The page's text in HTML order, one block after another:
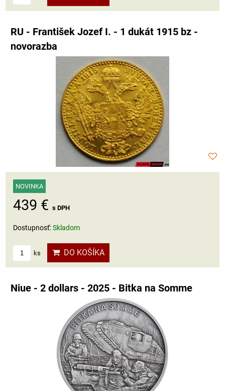
RU - František Jozef I. - 1 dukát 1915 bz -
novorazba
NOVINKA
439 € s DPH
Dostupnosť:Skladom
ks DO KOŠÍKA
Niue - 2 dollars - 2025 - Bitka na Somme